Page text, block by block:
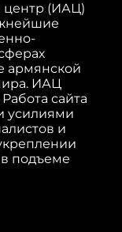
центр (ИАЦ)
армянской
ИАЦ
сайта
усилиями
и
подъеме